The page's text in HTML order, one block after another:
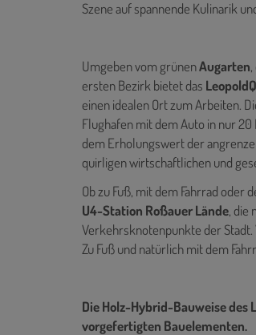
Szene auf spannende Kulinarik
Umgeben vom grünenAugarten
ersten Bezirk bietet das
einen idealen Ort zum Arbeiten.
Flughafen mit dem Auto in nur 20
dem Erholungswert der
quirligen wirtschaftlichen und
Ob zu Fuß, mit dem Fahrrad oder
U4-Station Roßauer Lände, die
Verkehrsknotenpunkte der Stadt.
Zu Fuß und natürlich mit dem
Die Holz-Hybrid-Bauweise des
vorgefertigten Bauelementen.